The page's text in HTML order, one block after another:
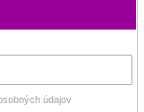
údajov